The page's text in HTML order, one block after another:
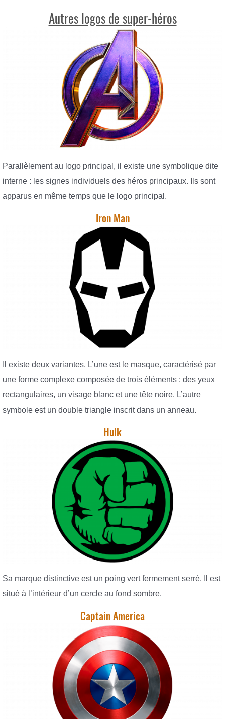
Autres logos de super-héros
Parallèlement au logo principal, il existe une symbolique dite
interne : les signes individuels des héros principaux. Ils sont
apparus en même temps que le logo principal.
Iron Man
Il existe deux variantes. L’une est le masque, caractérisé par
une forme complexe composée de trois éléments : des yeux
rectangulaires, un visage blanc et une tête noire. L’autre
symbole est un double triangle inscrit dans un anneau.
Hulk
Sa marque distinctive est un poing vert fermement serré. Il est
situé à l’intérieur d’un cercle au fond sombre.
Captain America